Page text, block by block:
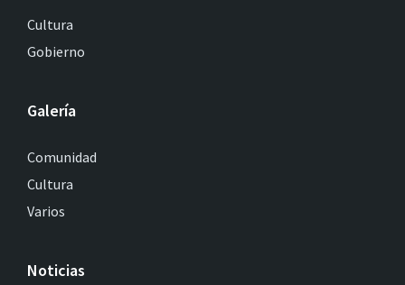
Cultura
Gobierno
Galería
Comunidad
Cultura
Varios
Noticias